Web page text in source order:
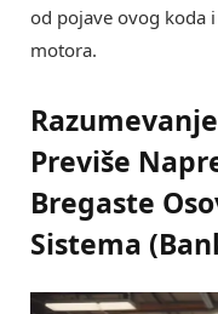
od pojave ovog koda
motora.
Previše
Bregaste
Sistema